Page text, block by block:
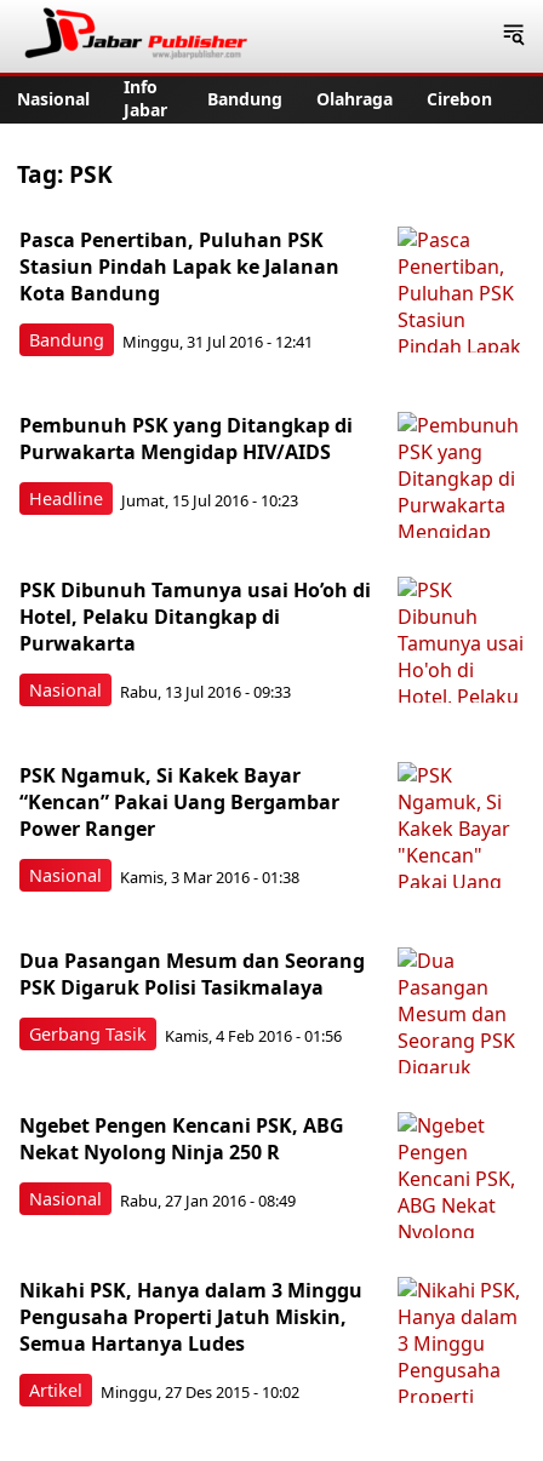
Nasional
Info
Jabar
Bandung Olahraga Cirebon
Tag: PSK
Bandung
Pasca Penertiban, Puluhan PSK
Stasiun Pindah Lapak ke Jalanan
Kota Bandung
Minggu, 31 Jul 2016 - 12:41
Headline
Pembunuh PSK yang Ditangkap di
Purwakarta Mengidap HIV/AIDS
Jumat, 15 Jul 2016 - 10:23
Nasional
PSK Dibunuh Tamunya usai Ho’oh di
Hotel, Pelaku Ditangkap di
Purwakarta
Rabu, 13 Jul 2016 - 09:33
Nasional
PSK Ngamuk, Si Kakek Bayar
“Kencan” Pakai Uang Bergambar
Power Ranger
Kamis, 3 Mar 2016 - 01:38
Gerbang Tasik
Dua Pasangan Mesum dan Seorang
PSK Digaruk Polisi Tasikmalaya
Kamis, 4 Feb 2016 - 01:56
Nasional
Ngebet Pengen Kencani PSK, ABG
Nekat Nyolong Ninja 250 R
Rabu, 27 Jan 2016 - 08:49
Artikel
Nikahi PSK, Hanya dalam 3 Minggu
Pengusaha Properti Jatuh Miskin,
Semua Hartanya Ludes
Minggu, 27 Des 2015 - 10:02